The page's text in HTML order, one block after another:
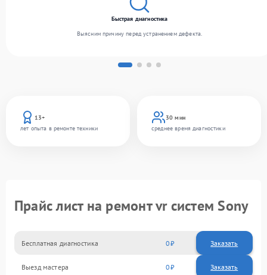
13+
лет опыта в ремонте техники
30 мин
среднее время диагностики
Быстрая диагностика
Выясним причину перед устранением дефекта.
Прайс лист на ремонт vr систем Sony
Бесплатная диагностика 0 Заказать
Выезд мастера 0 Заказать